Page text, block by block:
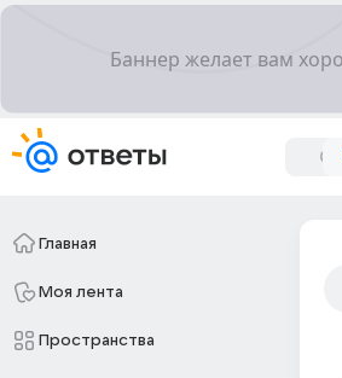
Главная
Моя лента
Пространства